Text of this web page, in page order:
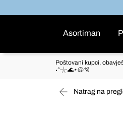
Asortiman
Poštovani kupci,
˖°𓇼🌊⋆🐚🫧
Natrag na